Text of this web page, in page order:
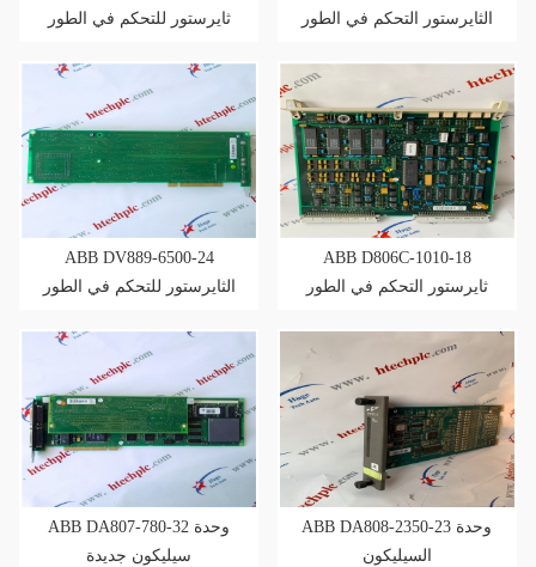
ثايرستور للتحكم في الطور
الثايرستور التحكم في الطور
ABB DV889-6500-24
الثايرستور للتحكم في الطور
ABB D806C-1010-18
ثايرستور التحكم في الطور
ABB DA807-780-32 وحدة
سيليكون جديدة
ABB DA808-2350-23 وحدة
السيليكون